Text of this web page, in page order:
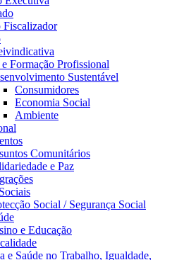
Fiscalizador
Formação Profissional
Sustentável
Consumidores
Economia Social
Ambiente
Comunitários
e Paz
Social / Segurança Social
e Educação
e Saúde no Trabalho, Igualdade,